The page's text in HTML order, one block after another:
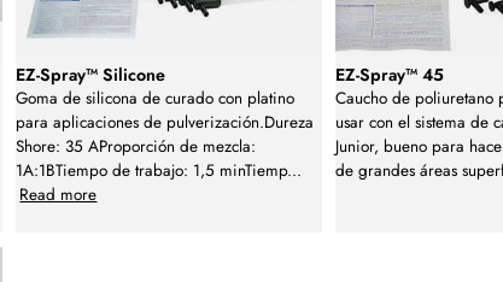
EZ-Spray™ Silicone
Goma de silicona de curado con platino
para aplicaciones de pulverización.Dureza
Shore: 35 AProporción de mezcla:
1A:1BTiempo de trabajo: 1,5 minTiemp...
Read more
EZ-Spray™ 45
Caucho de poliuretano
usar con el sistema de
Junior, bueno para
de grandes áreas